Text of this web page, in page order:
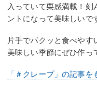
入っていて栗感満載！刻
ントになって美味しいで
片手でパクッと食べや
美味しい季節にぜひ作
「＃クレープ」の記事を